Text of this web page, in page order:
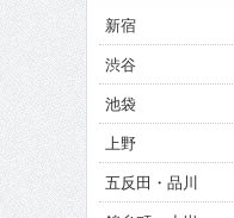
新宿
渋谷
池袋
上野
五反田・品川